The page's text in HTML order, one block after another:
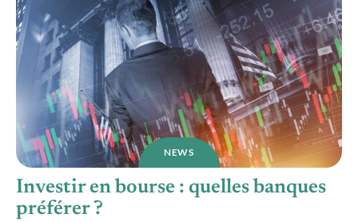
NEWS
Investir en bourse : quelles banques
préférer ?